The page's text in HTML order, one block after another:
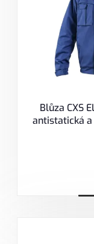
Blůza CXS
antistatická a